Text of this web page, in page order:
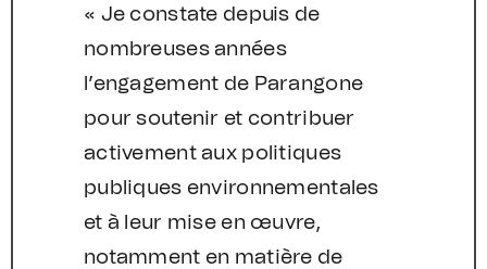
« Je constate depuis de
nombreuses années
l’engagement de Parangone
pour soutenir et contribuer
activement aux politiques
publiques environnementales
et à leur mise en œuvre,
notamment en matière de